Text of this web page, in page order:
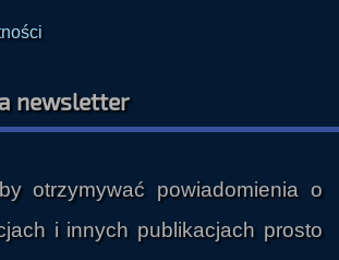
i innych publikacjach prosto
e-mailową.